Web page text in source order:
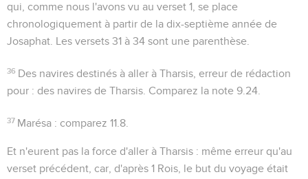
qui, comme nous l'avons vu au verset 1, se place
chronologiquement à partir de la dix-septième année de
Josaphat. Les versets 31 à 34 sont une parenthèse.
36 Des navires destinés à aller à Tharsis , erreur de rédaction
pour : des navires de Tharsis. Comparez la note 9.24
37 Marésa : comparez11.8
Et n'eurent pas la force d'aller à Tharsis : même erreur qu'au
verset précédent, car, d'après 1 Rois, le but du voyage était